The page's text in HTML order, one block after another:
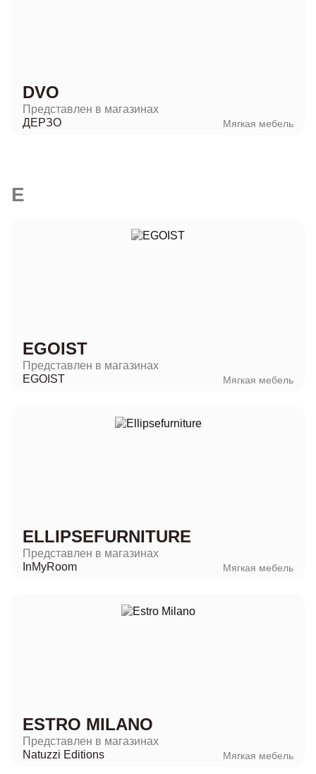
DVO
Представлен в магазинах
ДЕРЗО
Мягкая мебель
E
EGOIST
Представлен в магазинах
EGOIST
Мягкая мебель
ELLIPSEFURNITURE
Представлен в магазинах
InMyRoom
Мягкая мебель
ESTRO MILANO
Представлен в магазинах
Natuzzi Editions
Мягкая мебель